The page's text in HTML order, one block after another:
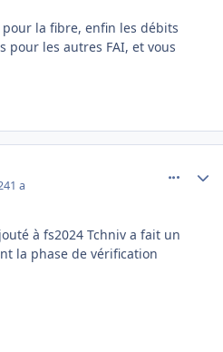
la fibre, enfin les débits
pour les autres FAI, et vous
1 a
à fs2024 Tchniv a fait un
la phase de vérification